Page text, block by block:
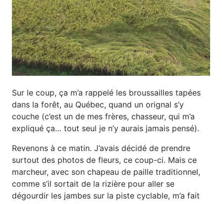
Sur le coup, ça m’a rappelé les broussailles tapées
dans la forêt, au Québec, quand un orignal s’y
couche (c’est un de mes frères, chasseur, qui m’a
expliqué ça… tout seul je n’y aurais jamais pensé).
Revenons à ce matin. J’avais décidé de prendre
surtout des photos de fleurs, ce coup-ci. Mais ce
marcheur, avec son chapeau de paille traditionnel,
comme s’il sortait de la rizière pour aller se
dégourdir les jambes sur la piste cyclable, m’a fait